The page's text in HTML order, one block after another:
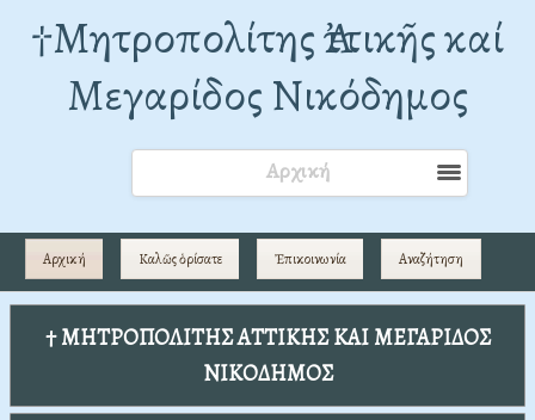
†Mητροπολίτης Ἀττικῆς καί
Μεγαρίδος Νικόδημος
Αρχική
Αρχική Καλῶς ὁρίσατε Ἐπικοινωνία Αναζήτηση
† ΜΗΤΡΟΠΟΛΙΤΗΣ ΑΤΤΙΚΗΣ ΚΑΙ ΜΕΓΑΡΙΔΟΣ
ΝΙΚΟΔΗΜΟΣ